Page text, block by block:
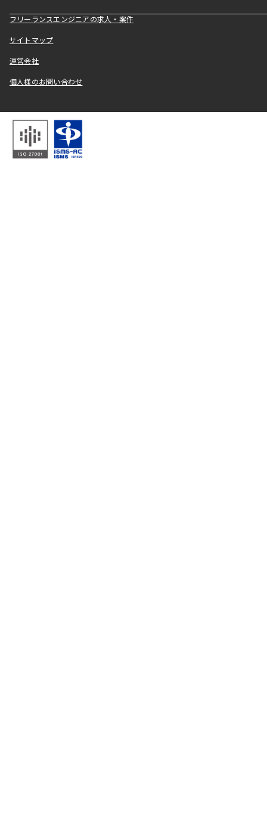
フリーランスエンジニアの求人・案件
サイトマップ
運営会社
個人様のお問い合わせ